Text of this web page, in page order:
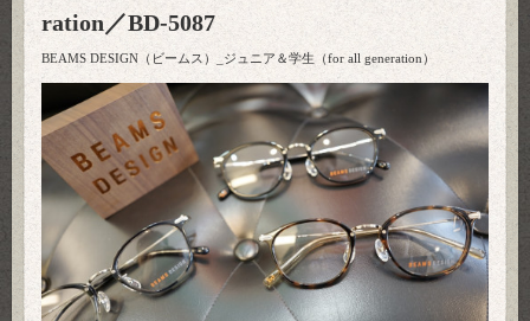
ration／BD-5087
BEAMS DESIGN（ビームス）_ジュニア＆学生（for all generation）